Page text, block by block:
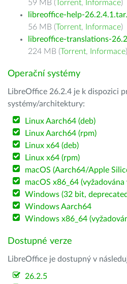
59 MB (Torrent, Informace)
libreoffice-help-
56 MB (Torrent, Informace)
libreoffice-translations-
224 MB (Torrent, Informace)
Operační systémy
LibreOffice 26.2.4 je k dispozici
systémy/architektury:
Linux Aarch64 (deb)
Linux Aarch64 (rpm)
Linux x64 (deb)
Linux x64 (rpm)
macOS (Aarch64/Apple
macOS x86_64
Windows (32 bit,
Windows Aarch64
Windows x86_64
Dostupné verze
LibreOffice je dostupný v
26.2.5